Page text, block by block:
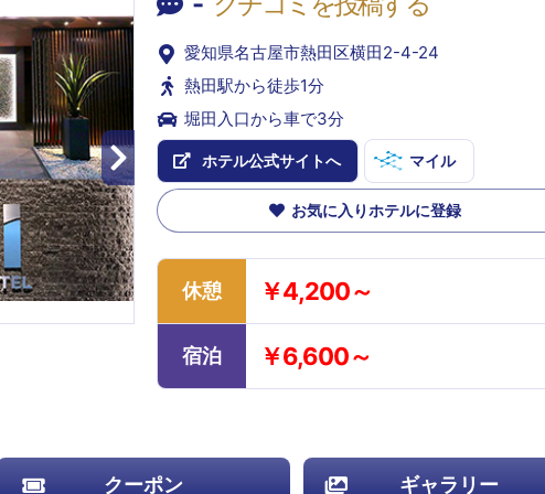
愛知県名古屋市熱田区横田2-4-24
熱田駅から徒歩1分
堀田入口から車で3分
ホテル公式サイトへ マイル
お気に入りホテルに登録
休憩 ￥4,200～
宿泊 ￥6,600～
クーポン ギャラリー